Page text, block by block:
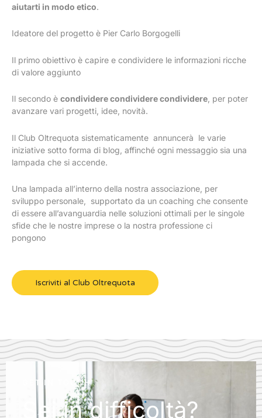
aiutarti in modo etico.
Ideatore del progetto è Pier Carlo Borgogelli
Il primo obiettivo è capire e condividere le informazioni ricche
di valore aggiunto
Il secondo è condividere condividere condividere, per poter
avanzare vari progetti, idee, novità.
Il Club Oltrequota sistematicamente annuncerà le varie
iniziative sotto forma di blog, affinché ogni messaggio sia una
lampada che si accende.
Una lampada all’interno della nostra associazione, per
sviluppo personale, supportato da un coaching che consente
di essere all’avanguardia nelle soluzioni ottimali per le singole
sfide che le nostre imprese o la nostra professione ci
pongono
Iscriviti al Club Oltrequota
GET IN TOUCH
Sei in difficoltà?